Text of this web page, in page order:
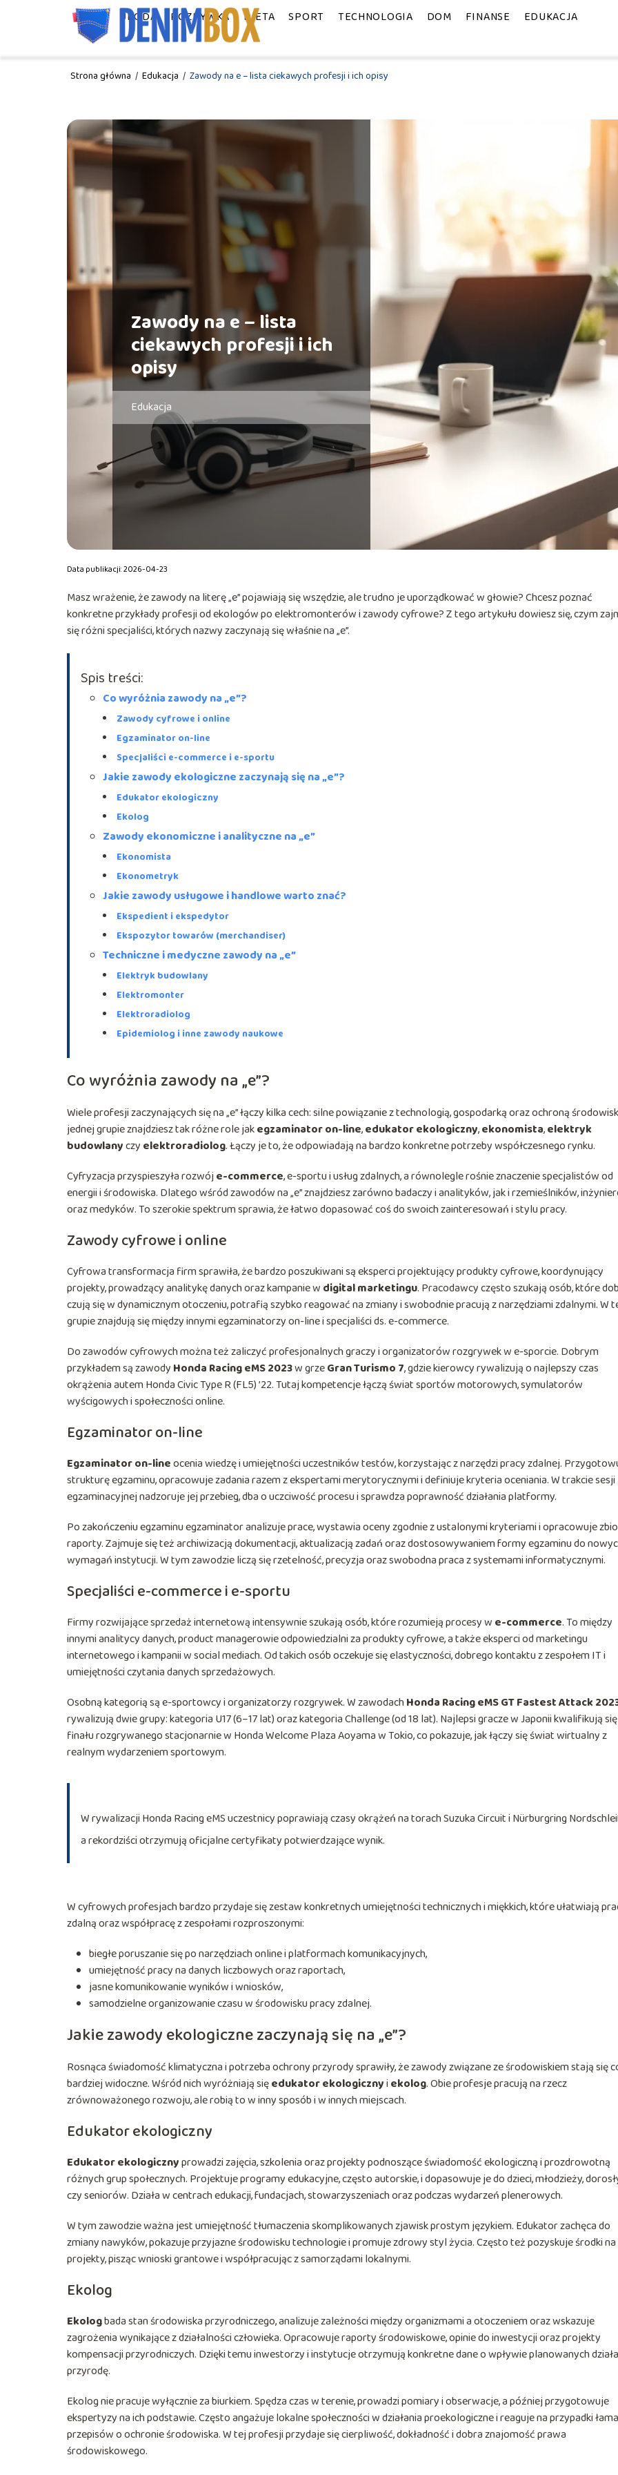
MODA URODA ROZRYWKA DIETA SPORT TECHNOLOGIA DOM FINANSE EDUKACJA
Strona główna / Edukacja / Zawody na e – lista ciekawych profesji i ich opisy
Zawody na e – lista
ciekawych profesji i ich
opisy
Edukacja
Data publikacji: 2026-04-23
Masz wrażenie, że zawody na literę „e” pojawiają się wszędzie, ale trudno je uporządkować w głowie? Chcesz poznać
konkretne przykłady profesji od ekologów po elektromonterów i zawody cyfrowe? Z tego artykułu dowiesz się, czym
się różni specjaliści, których nazwy zaczynają się właśnie na „e”.
Spis treści:
Co wyróżnia zawody na „e”?
Zawody cyfrowe i online
Egzaminator on-line
Specjaliści e-commerce i e-sportu
Jakie zawody ekologiczne zaczynają się na „e”?
Edukator ekologiczny
Ekolog
Zawody ekonomiczne i analityczne na „e”
Ekonomista
Ekonometryk
Jakie zawody usługowe i handlowe warto znać?
Ekspedient i ekspedytor
Ekspozytor towarów (merchandiser)
Techniczne i medyczne zawody na „e”
Elektryk budowlany
Elektromonter
Elektroradiolog
Epidemiolog i inne zawody naukowe
Co wyróżnia zawody na „e”?
Wiele profesji zaczynających się na „e” łączy kilka cech: silne powiązanie z technologią, gospodarką oraz ochroną
jednej grupie znajdziesz tak różne role jakegzaminator on-line,edukator ekologiczny,ekonomista,elektryk
budowlanyczy elektroradiolog. Łączy je to, że odpowiadają na bardzo konkretne potrzeby współczesnego rynku.
Cyfryzacja przyspieszyła rozwóje-commerce, e-sportu i usług zdalnych, a równolegle rośnie znaczenie specjalistów od
energii i środowiska. Dlatego wśród zawodów na „e” znajdziesz zarówno badaczy i analityków, jak i rzemieślników,
oraz medyków. To szerokie spektrum sprawia, że łatwo dopasować coś do swoich zainteresowań i stylu pracy.
Zawody cyfrowe i online
Cyfrowa transformacja firm sprawiła, że bardzo poszukiwani są eksperci projektujący produkty cyfrowe, koordynujący
projekty, prowadzący analitykę danych oraz kampanie w digital marketingu. Pracodawcy często szukają osób, które
czują się w dynamicznym otoczeniu, potrafią szybko reagować na zmiany i swobodnie pracują z narzędziami zdalnymi. W
grupie znajdują się między innymi egzaminatorzy on-line i specjaliści ds. e-commerce.
Do zawodów cyfrowych można też zaliczyć profesjonalnych graczy i organizatorów rozgrywek w e-sporcie. Dobrym
przykładem są zawody Honda Racing eMS 2023w grzeGran Turismo 7, gdzie kierowcy rywalizują o najlepszy czas
okrążenia autem Honda Civic Type R (FL5) ’22. Tutaj kompetencje łączą świat sportów motorowych, symulatorów
wyścigowych i społeczności online.
Egzaminator on-line
Egzaminator on-lineocenia wiedzę i umiejętności uczestników testów, korzystając z narzędzi pracy zdalnej.
strukturę egzaminu, opracowuje zadania razem z ekspertami merytorycznymi i definiuje kryteria oceniania. W trakcie sesji
egzaminacyjnej nadzoruje jej przebieg, dba o uczciwość procesu i sprawdza poprawność działania platformy.
Po zakończeniu egzaminu egzaminator analizuje prace, wystawia oceny zgodnie z ustalonymi kryteriami i opracowuje
raporty. Zajmuje się też archiwizacją dokumentacji, aktualizacją zadań oraz dostosowywaniem formy egzaminu do
wymagań instytucji. W tym zawodzie liczą się rzetelność, precyzja oraz swobodna praca z systemami informatycznymi.
Specjaliści e-commerce i e-sportu
Firmy rozwijające sprzedaż internetową intensywnie szukają osób, które rozumieją procesy w e-commerce. To między
innymi analitycy danych, product managerowie odpowiedzialni za produkty cyfrowe, a także eksperci od marketingu
internetowego i kampanii w social mediach. Od takich osób oczekuje się elastyczności, dobrego kontaktu z zespołem IT i
umiejętności czytania danych sprzedażowych.
Osobną kategorią są e-sportowcy i organizatorzy rozgrywek. W zawodachHonda Racing eMS GT Fastest Attack
rywalizują dwie grupy: kategoria U17 (6–17 lat) oraz kategoria Challenge (od 18 lat). Najlepsi gracze w Japonii kwalifikują
finału rozgrywanego stacjonarnie w Honda Welcome Plaza Aoyama w Tokio, co pokazuje, jak łączy się świat wirtualny z
realnym wydarzeniem sportowym.
W rywalizacji Honda Racing eMS uczestnicy poprawiają czasy okrążeń na torach Suzuka Circuit i Nürburgring
a rekordziści otrzymują oficjalne certyfikaty potwierdzające wynik.
W cyfrowych profesjach bardzo przydaje się zestaw konkretnych umiejętności technicznych i miękkich, które ułatwiają
zdalną oraz współpracę z zespołami rozproszonymi:
biegłe poruszanie się po narzędziach online i platformach komunikacyjnych,
umiejętność pracy na danych liczbowych oraz raportach,
jasne komunikowanie wyników i wniosków,
samodzielne organizowanie czasu w środowisku pracy zdalnej.
Jakie zawody ekologiczne zaczynają się na „e”?
Rosnąca świadomość klimatyczna i potrzeba ochrony przyrody sprawiły, że zawody związane ze środowiskiem stają się
bardziej widoczne. Wśród nich wyróżniają sięedukator ekologicznyi ekolog. Obie profesje pracują na rzecz
zrównoważonego rozwoju, ale robią to w inny sposób i w innych miejscach.
Edukator ekologiczny
Edukator ekologicznyprowadzi zajęcia, szkolenia oraz projekty podnoszące świadomość ekologiczną i prozdrowotną
różnych grup społecznych. Projektuje programy edukacyjne, często autorskie, i dopasowuje je do dzieci, młodzieży,
czy seniorów. Działa w centrach edukacji, fundacjach, stowarzyszeniach oraz podczas wydarzeń plenerowych.
W tym zawodzie ważna jest umiejętność tłumaczenia skomplikowanych zjawisk prostym językiem. Edukator zachęca do
zmiany nawyków, pokazuje przyjazne środowisku technologie i promuje zdrowy styl życia. Często też pozyskuje środki na
projekty, pisząc wnioski grantowe i współpracując z samorządami lokalnymi.
Ekolog
Ekologbada stan środowiska przyrodniczego, analizuje zależności między organizmami a otoczeniem oraz wskazuje
zagrożenia wynikające z działalności człowieka. Opracowuje raporty środowiskowe, opinie do inwestycji oraz projekty
kompensacji przyrodniczych. Dzięki temu inwestorzy i instytucje otrzymują konkretne dane o wpływie planowanych
przyrodę.
Ekolog nie pracuje wyłącznie za biurkiem. Spędza czas w terenie, prowadzi pomiary i obserwacje, a później przygotowuje
ekspertyzy na ich podstawie. Często angażuje lokalne społeczności w działania proekologiczne i reaguje na przypadki
przepisów o ochronie środowiska. W tej profesji przydaje się cierpliwość, dokładność i dobra znajomość prawa
środowiskowego.